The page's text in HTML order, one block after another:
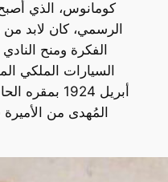
كومانوس، الذي
الرسمي، كان لابد من
الفكرة ومنح
أبريل 1924
المُهدى من